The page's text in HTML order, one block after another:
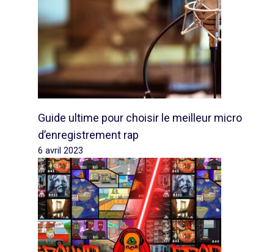
Guide ultime pour choisir le meilleur micro
d’enregistrement rap
6 avril 2023